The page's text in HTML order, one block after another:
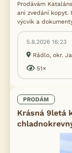
Prodávám
ani zvedání kopyt.
výcvik a
5.8.2026 16:23
Rádlo, okr.
51×
PRODÁM
Krásná 9letá